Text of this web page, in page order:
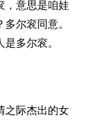
，意思是咱娃
尔衮同意。
多尔衮。
之际杰出的女